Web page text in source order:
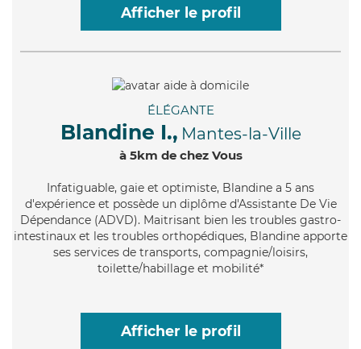
Afficher le profil
ÉLÉGANTE
Blandine I., Mantes-la-Ville
à 5km de chez Vous
Infatiguable, gaie et optimiste, Blandine a 5 ans
d'expérience et possède un diplôme d'Assistante De Vie
Dépendance (ADVD). Maitrisant bien les troubles gastro-
intestinaux et les troubles orthopédiques, Blandine apporte
ses services de transports, compagnie/loisirs,
toilette/habillage et mobilité*
Afficher le profil